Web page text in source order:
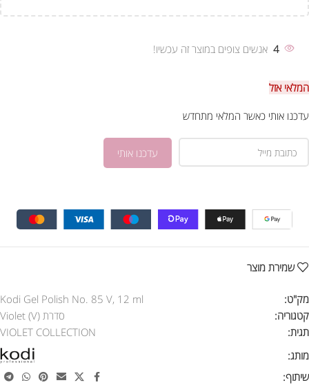
4 אנשים צופים במוצר זה עכשיו!
המלאי אזל
עדכנו אותי כאשר המלאי מתחדש
שמירת מוצר
מק"ט:
Kodi Gel Polish No. 85 V, 12 ml
קטגוריה:
סדרת Violet (V)
תגית:
VIOLET COLLECTION
מותג:
שיתוף: